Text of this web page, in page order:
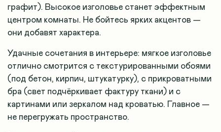
графит). Высокое изголовье станет эффектным
центром комнаты. Не бойтесь ярких акцентов —
они добавят характера.
Удачные сочетания в интерьере: мягкое изголовье
отлично смотрится с текстурированными обоями
(под бетон, кирпич, штукатурку), с прикроватными
бра (свет подчёркивает фактуру ткани) и с
картинами или зеркалом над кроватью. Главное —
не перегружать пространство.